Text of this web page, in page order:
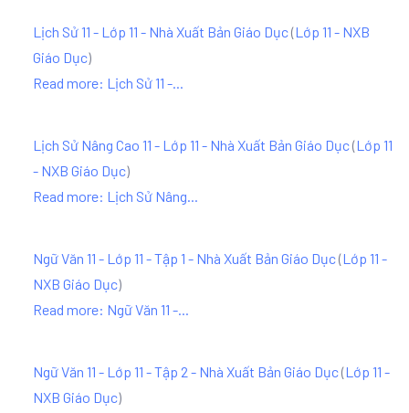
Lịch Sử 11 - Lớp 11 - Nhà Xuất Bản Giáo Dục(Lớp 11 - NXB
Giáo Dục)
Read more: Lịch Sử 11 -...
Lịch Sử Nâng Cao 11 - Lớp 11 - Nhà Xuất Bản Giáo Dục(Lớp 11
- NXB Giáo Dục)
Read more: Lịch Sử Nâng...
Ngữ Văn 11 - Lớp 11 - Tập 1 - Nhà Xuất Bản Giáo Dục(Lớp 11 -
NXB Giáo Dục)
Read more: Ngữ Văn 11 -...
Ngữ Văn 11 - Lớp 11 - Tập 2 - Nhà Xuất Bản Giáo Dục(Lớp 11 -
NXB Giáo Dục)